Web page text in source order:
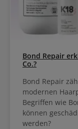
Bond Repair
Co.?
Bond Repair
modernen
Begriffen wie
können
werden?